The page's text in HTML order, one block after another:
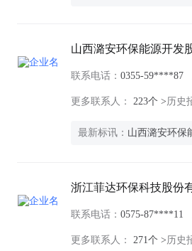
山西潞安环保能源开发
联系电话： 0355-59****87
更多联系人： 223个 >历史
最新标讯： 山西潞安环保
浙江菲达环保科技股份
联系电话： 0575-87****11
更多联系人： 271个 >历史